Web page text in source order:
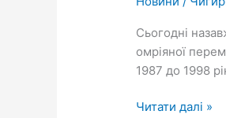
Сьогодні
омріяної
1987 до 1998
вдячність…
Читати далі »